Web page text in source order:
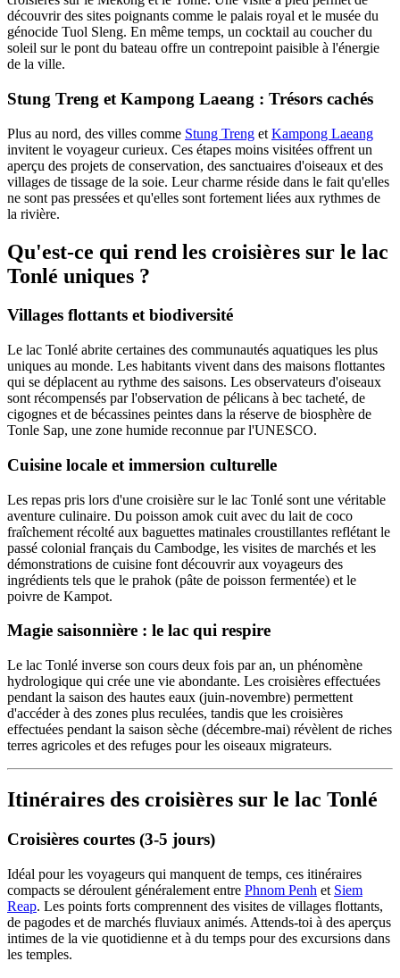
découvrir des sites poignants comme le palais royal et le musée du
génocide Tuol Sleng. En même temps, un cocktail au coucher du
soleil sur le pont du bateau offre un contrepoint paisible à l'énergie
de la ville.
Stung Treng et Kampong Laeang : Trésors cachés
Plus au nord, des villes comme Stung Treng et Kampong Laeang
invitent le voyageur curieux. Ces étapes moins visitées offrent un
aperçu des projets de conservation, des sanctuaires d'oiseaux et des
villages de tissage de la soie. Leur charme réside dans le fait qu'elles
ne sont pas pressées et qu'elles sont fortement liées aux rythmes de
la rivière.
Qu'est-ce qui rend les croisières sur le lac
Tonlé uniques ?
Villages flottants et biodiversité
Le lac Tonlé abrite certaines des communautés aquatiques les plus
uniques au monde. Les habitants vivent dans des maisons flottantes
qui se déplacent au rythme des saisons. Les observateurs d'oiseaux
sont récompensés par l'observation de pélicans à bec tacheté, de
cigognes et de bécassines peintes dans la réserve de biosphère de
Tonle Sap, une zone humide reconnue par l'UNESCO.
Cuisine locale et immersion culturelle
Les repas pris lors d'une croisière sur le lac Tonlé sont une véritable
aventure culinaire. Du poisson amok cuit avec du lait de coco
fraîchement récolté aux baguettes matinales croustillantes reflétant le
passé colonial français du Cambodge, les visites de marchés et les
démonstrations de cuisine font découvrir aux voyageurs des
ingrédients tels que le prahok (pâte de poisson fermentée) et le
poivre de Kampot.
Magie saisonnière : le lac qui respire
Le lac Tonlé inverse son cours deux fois par an, un phénomène
hydrologique qui crée une vie abondante. Les croisières effectuées
pendant la saison des hautes eaux (juin-novembre) permettent
d'accéder à des zones plus reculées, tandis que les croisières
effectuées pendant la saison sèche (décembre-mai) révèlent de riches
terres agricoles et des refuges pour les oiseaux migrateurs.
Itinéraires des croisières sur le lac Tonlé
Croisières courtes (3-5 jours)
Idéal pour les voyageurs qui manquent de temps, ces itinéraires
compacts se déroulent généralement entre Phnom Penh et Siem
Reap. Les points forts comprennent des visites de villages flottants,
de pagodes et de marchés fluviaux animés. Attends-toi à des aperçus
intimes de la vie quotidienne et à du temps pour des excursions dans
les temples.